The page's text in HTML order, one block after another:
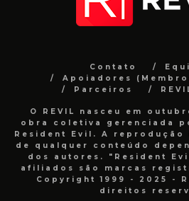
Contato
Apoiadores
Parceiros
O REVIL nasceu em
obra coletiva gerenciada
Resident Evil. A
de qualquer conteúdo
dos autores. "Resident
afiliados são marcas
Copyright 1999 - 2025 -
direitos